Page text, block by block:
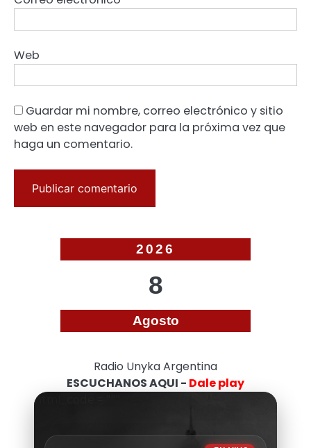
Web
Guardar mi nombre, correo electrónico y sitio
web en este navegador para la próxima vez que
haga un comentario.
2026
8
Agosto
Radio Unyka Argentina
ESCUCHANOS AQUI - Dale play